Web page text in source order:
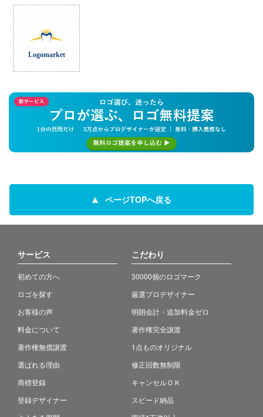
Logomarket
ページTOPへ戻る
サービス
初めての方へ
ロゴを探す
お客様の声
料金について
著作権無償譲渡
選ばれる理由
商標登録
登録デザイナー
こだわり
30000個のロゴマーク
厳選プロデザイナー
明朗会計・追加料金ゼロ
著作権完全譲渡
1点ものオリジナル
修正回数無制限
キャンセルＯＫ
スピード納品